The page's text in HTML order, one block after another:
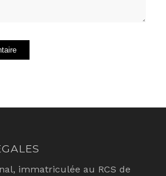
immatriculée au RCS de